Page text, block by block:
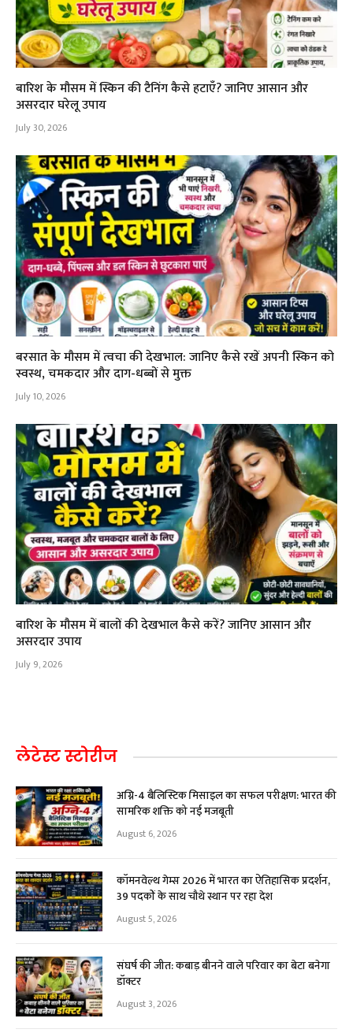
बारिश के मौसम में स्किन की टैनिंग कैसे हटाएँ? जानिए आसान और
असरदार घरेलू उपाय
July 30, 2026
बरसात के मौसम में त्वचा की देखभाल: जानिए कैसे रखें अपनी स्किन को
स्वस्थ, चमकदार और दाग-धब्बों से मुक्त
July 10, 2026
बारिश के मौसम में बालों की देखभाल कैसे करें? जानिए आसान और
असरदार उपाय
July 9, 2026
लेटेस्ट स्टोरीज
अग्नि-4 बैलिस्टिक मिसाइल का सफल परीक्षण: भारत की
सामरिक शक्ति को नई मजबूती
August 6, 2026
कॉमनवेल्थ गेम्स 2026 में भारत का ऐतिहासिक प्रदर्शन,
39 पदकों के साथ चौथे स्थान पर रहा देश
August 5, 2026
संघर्ष की जीत: कबाड़ बीनने वाले परिवार का बेटा बनेगा
डॉक्टर
August 3, 2026